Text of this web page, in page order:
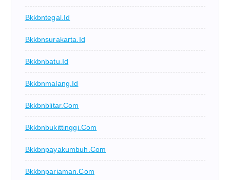
Bkkbntegal.id
Bkkbnsurakarta.id
Bkkbnbatu.id
Bkkbnmalang.id
Bkkbnblitar.com
Bkkbnbukittinggi.com
Bkkbnpayakumbuh.com
Bkkbnpariaman.com